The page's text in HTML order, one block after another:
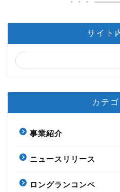
サイト
カテ
事業紹介
ニュースリリース
ロングランコンペ